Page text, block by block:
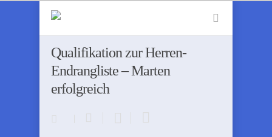
Qualifikation zur Herren-
Endrangliste – Marten
erfolgreich